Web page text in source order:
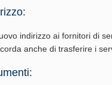
indirizzo ai fornitori di
anche di trasferire i